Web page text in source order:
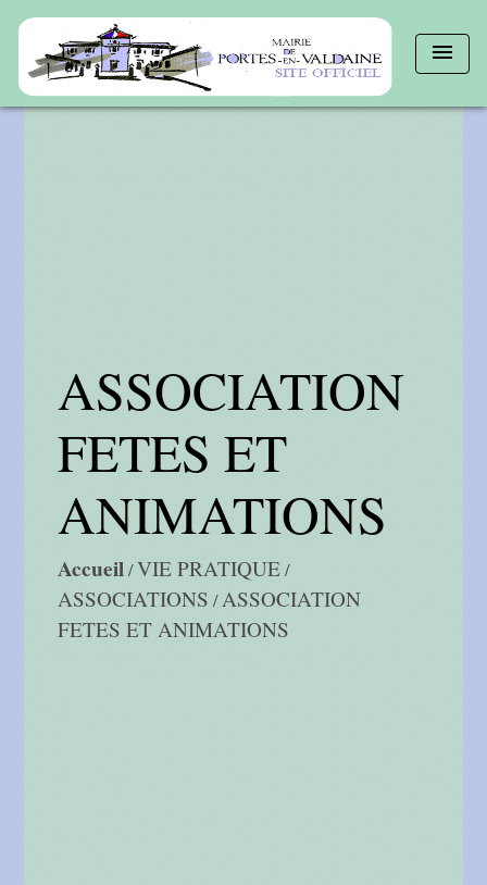
menu
ASSOCIATION
FETES ET
ANIMATIONS
Accueil/VIE PRATIQUE/
ASSOCIATIONS /ASSOCIATION
FETES ET ANIMATIONS